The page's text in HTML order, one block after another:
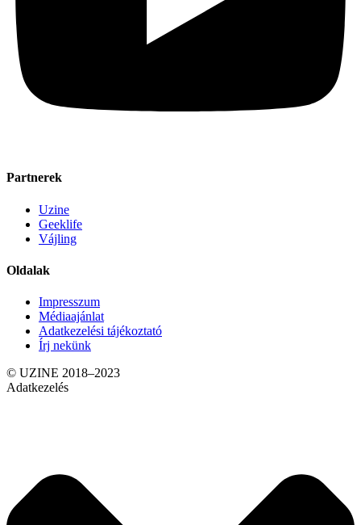
Partnerek
Uzine
Geeklife
Vájling
Oldalak
Impresszum
Médiaajánlat
Adatkezelési tájékoztató
Írj nekünk
© UZINE 2018–2023
Adatkezelés